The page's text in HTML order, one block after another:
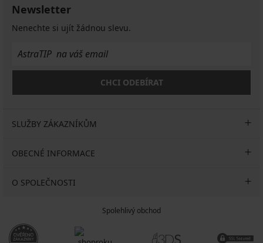
Newsletter
Nenechte si ujít žádnou slevu.
CHCI ODEBÍRAT
SLUŽBY ZÁKAZNÍKŮM
OBECNÉ INFORMACE
O SPOLEČNOSTI
Spolehlivý obchod